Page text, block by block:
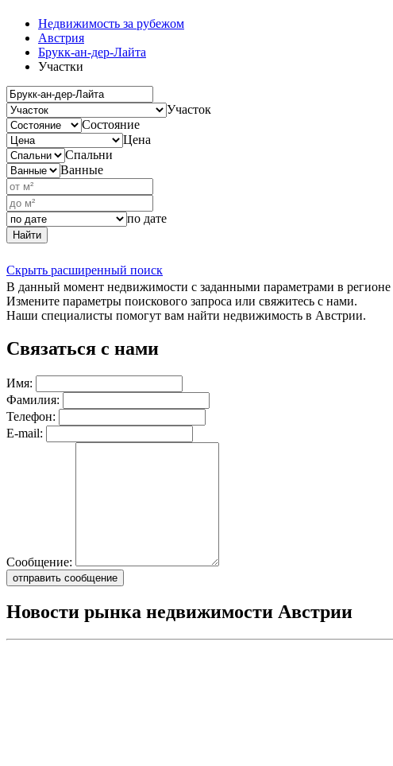
Недвижимость за рубежом
Австрия
Брукк-ан-дер-Лайта
Участки
Участок
Состояние
Цена
Спальни
Ванные
по дате
Найти
Скрыть расширенный поиск
В данный момент недвижимости с заданными параметрами в регионе
Измените параметры поискового запроса или свяжитесь с нами.
Наши специалисты помогут вам найти недвижимость в Австрии.
Связаться с нами
Имя:
Фамилия:
Телефон:
E-mail:
Сообщение:
отправить сообщение
Новости рынка недвижимости Австрии